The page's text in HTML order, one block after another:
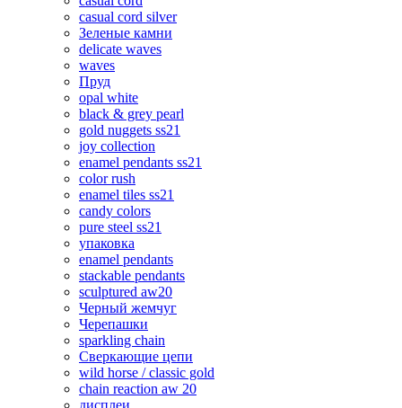
casual cord silver
Зеленые камни
delicate waves
waves
Пруд
opal white
black & grey pearl
gold nuggets ss21
joy collection
enamel pendants ss21
color rush
enamel tiles ss21
candy colors
pure steel ss21
упаковка
enamel pendants
stackable pendants
sculptured aw20
Черный жемчуг
Черепашки
sparkling chain
Сверкающие цепи
wild horse / classic gold
chain reaction aw 20
дисплеи